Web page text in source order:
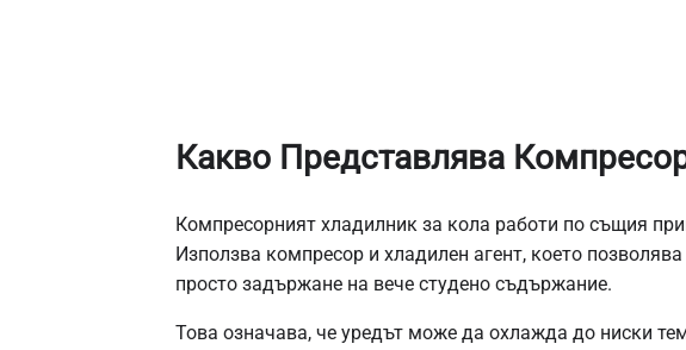
Какво Представлява
Компресорният хладилник за кола работи по същия
Използва компресор и хладилен агент, което
просто задържане на вече студено съдържание.
Това означава, че уредът може да охлажда до ниски